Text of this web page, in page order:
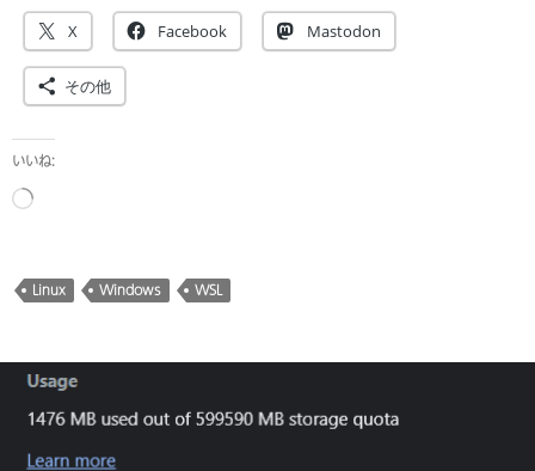
X Facebook Mastodon
その他
いいね:
読
み
中…
Linux Windows WSL